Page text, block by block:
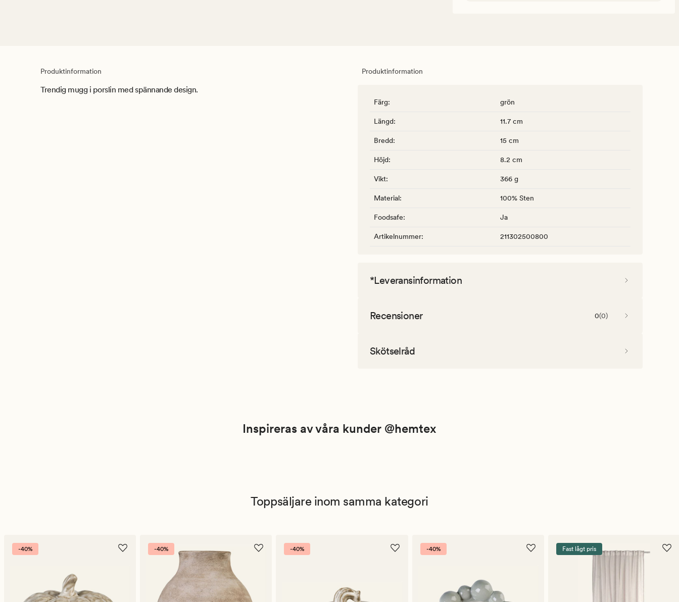
Produktinformation
Trendig mugg i porslin med spännande design.
Produktinformation
Färg: grön
Längd: 11.7 cm
Bredd: 15 cm
Höjd: 8.2 cm
Vikt: 366 g
Material: 100% Sten
Foodsafe: Ja
Artikelnummer: 211302500800
*Leveransinformation
Recensioner 0(0)
Skötselråd
Inspireras av våra kunder @hemtex
Toppsäljare inom samma kategori
-40% -40% -40% -40% Fast lågt pris